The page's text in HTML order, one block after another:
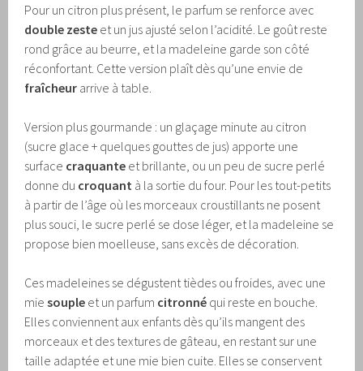
Pour un citron plus présent, le parfum se renforce avec
double zeste et un jus ajusté selon l’acidité. Le goût reste
rond grâce au beurre, et la madeleine garde son côté
réconfortant. Cette version plaît dès qu’une envie de
fraîcheur arrive à table.
Version plus gourmande : un glaçage minute au citron
(sucre glace + quelques gouttes de jus) apporte une
surface craquante et brillante, ou un peu de sucre perlé
donne du croquant à la sortie du four. Pour les tout-petits
à partir de l’âge où les morceaux croustillants ne posent
plus souci, le sucre perlé se dose léger, et la madeleine se
propose bien moelleuse, sans excès de décoration.
Ces madeleines se dégustent tièdes ou froides, avec une
miesouple et un parfum citronné qui reste en bouche.
Elles conviennent aux enfants dès qu’ils mangent des
morceaux et des textures de gâteau, en restant sur une
taille adaptée et une mie bien cuite. Elles se conservent